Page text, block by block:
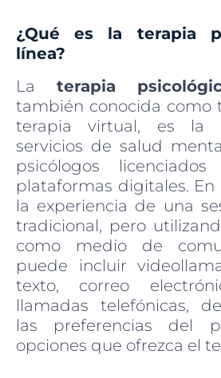
¿Qué es la terapia
línea?
La terapia
también conocida como
terapia virtual, es la
servicios de salud
psicólogos
plataformas digitales. En
la experiencia de una
tradicional, pero
como medio de
puede incluir
texto, correo
llamadas telefónicas,
las preferencias del
opciones que ofrezca el